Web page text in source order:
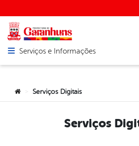
Abrir menu principal de navegação
Serviços e Informações
Você está aqui:
Serviços Digitais
Serviços